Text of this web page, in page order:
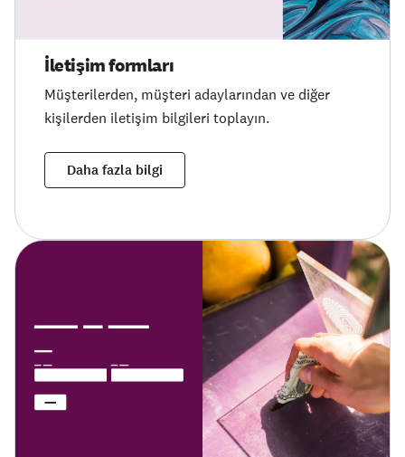
İletişim formları
Müşterilerden, müşteri adaylarından ve diğer
kişilerden iletişim bilgileri toplayın.
Daha fazla bilgi